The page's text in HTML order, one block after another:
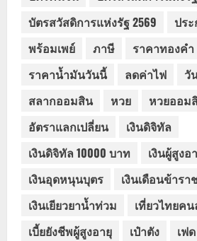
บัตรสวัสดิการแห่งรัฐ 2569
ปร
พร้อมเพย์
ภาษี ราคาทองคำ
ราคาน้ำมันวันนี้
ลดค่าไฟ
วั
สลากออมสิน
หวย หวยออม
อัตราแลกเปลี่ยน
เงินดิจิทัล
เงินดิจิทัล 10000 บาท
เงินผู้สูงอ
เงินอุดหนุนบุตร
เงินเดือนข้ารา
เงินเยียวยาน้ำท่วม
เที่ยวไทยค
เบี้ยยังชีพผู้สูงอายุ
เป๋าตัง
เฟด